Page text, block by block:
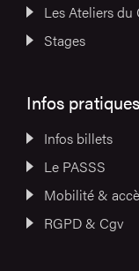
Les Ateliers du
Stages
Infos pratiques
Infos billets
Le PASSS
Mobilité &
RGPD & Cgv